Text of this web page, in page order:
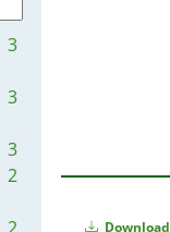
5
4
4
4
3
3
3
3
2
Download